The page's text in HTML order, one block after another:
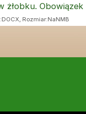
żłobku.
DOCX, Rozmiar:NaNMB